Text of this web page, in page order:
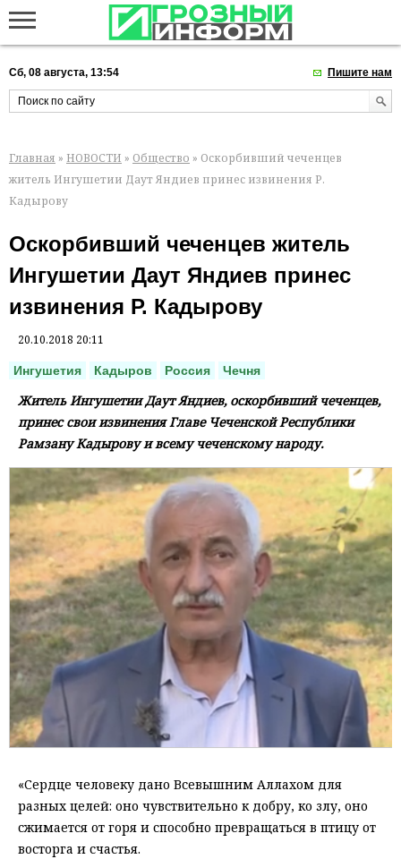
Сб, 08 августа, 13:54 Пишите нам
Главная » НОВОСТИ » Общество » Оскорбивший чеченцев
житель Ингушетии Даут Яндиев принес извинения Р.
Кадырову
Оскорбивший чеченцев житель
Ингушетии Даут Яндиев принес
извинения Р. Кадырову
20.10.2018 20:11
Ингушетия Кадыров Россия Чечня
Житель Ингушетии Даут Яндиев, оскорбивший чеченцев,
принес свои извинения Главе Чеченской Республики
Рамзану Кадырову и всему чеченскому народу.
«Сердце человеку дано Всевышним Аллахом для
разных целей: оно чувствительно к добру, ко злу, оно
сжимается от горя и способно превращаться в птицу от
восторга и счастья.